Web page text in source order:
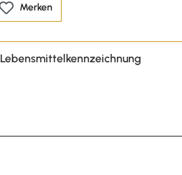
Merken
Lebensmittelkennzeichnung